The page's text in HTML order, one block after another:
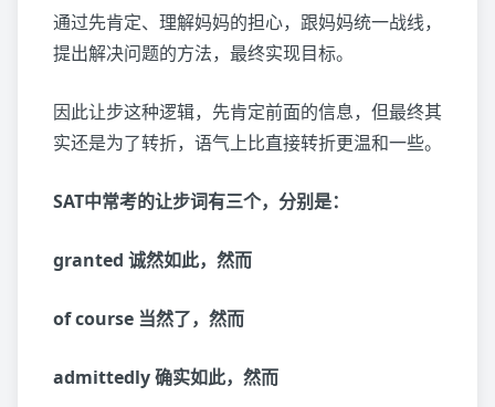
通过先肯定、理解妈妈的担心，跟妈妈统一战线，
提出解决问题的方法，最终实现目标。
因此让步这种逻辑，先肯定前面的信息，但最终其
实还是为了转折，语气上比直接转折更温和一些。
SAT中常考的让步词有三个，分别是：
granted 诚然如此，然而
of course 当然了，然而
admittedly 确实如此，然而